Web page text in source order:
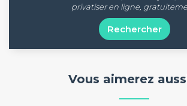
privatiser en ligne,
Rechercher
Vous aimerez